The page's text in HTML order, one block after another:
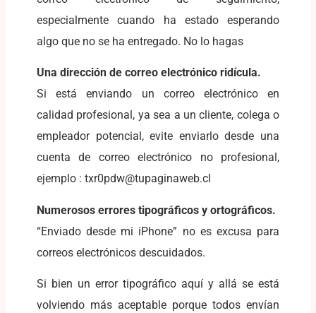
especialmente cuando ha estado esperando
algo que no se ha entregado. No lo hagas
Una dirección de correo electrónico ridícula.
Si está enviando un correo electrónico en
calidad profesional, ya sea a un cliente, colega o
empleador potencial, evite enviarlo desde una
cuenta de correo electrónico no profesional,
ejemplo : txr0pdw@tupaginaweb.cl
Numerosos errores tipográficos y ortográficos.
“Enviado desde mi iPhone” no es excusa para
correos electrónicos descuidados.
Si bien un error tipográfico aquí y allá se está
volviendo más aceptable porque todos envían